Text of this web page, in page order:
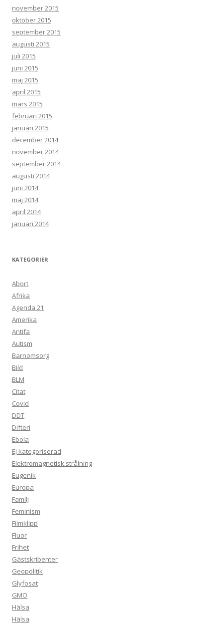
november 2015
oktober 2015
september 2015
augusti 2015
juli 2015
juni 2015
maj 2015
april 2015
mars 2015
februari 2015
januari 2015
december 2014
november 2014
september 2014
augusti 2014
juni 2014
maj 2014
april 2014
januari 2014
KATEGORIER
Abort
Afrika
Agenda 21
Amerika
Antifa
Autism
Barnomsorg
Bild
BLM
Citat
Covid
DDT
Difteri
Ebola
Ej kategoriserad
Elektromagnetisk strålning
Eugenik
Europa
Familj
Feminism
Filmklipp
Fluor
Frihet
Gästskribenter
Geopolitik
Glyfosat
GMO
Hälsa
Hälsa